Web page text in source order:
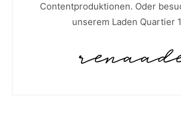
Contentproduktionen. Oder
unserem Laden Quartier